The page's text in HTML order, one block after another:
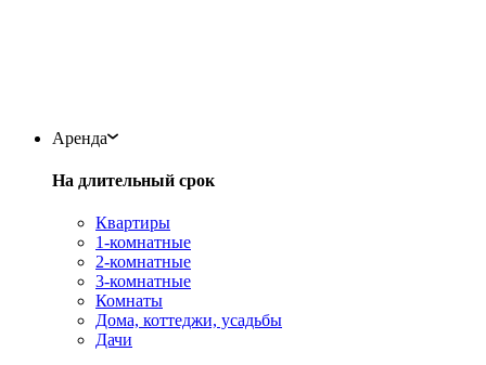
Аренда
На длительный срок
Квартиры
1-комнатные
2-комнатные
3-комнатные
Комнаты
Дома, коттеджи, усадьбы
Дачи